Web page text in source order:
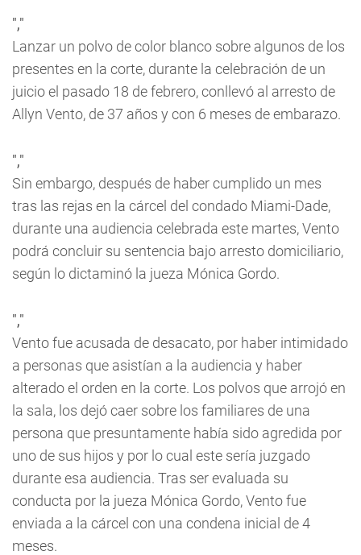
","
Lanzar un polvo de color blanco sobre algunos de los
presentes en la corte, durante la celebración de un
juicio el pasado 18 de febrero, conllevó al arresto de
Allyn Vento, de 37 años y con 6 meses de embarazo.
","
Sin embargo, después de haber cumplido un mes
tras las rejas en la cárcel del condado Miami-Dade,
durante una audiencia celebrada este martes, Vento
podrá concluir su sentencia bajo arresto domiciliario,
según lo dictaminó la jueza Mónica Gordo.
","
Vento fue acusada de desacato, por haber intimidado
a personas que asistían a la audiencia y haber
alterado el orden en la corte. Los polvos que arrojó en
la sala, los dejó caer sobre los familiares de una
persona que presuntamente había sido agredida por
uno de sus hijos y por lo cual este sería juzgado
durante esa audiencia. Tras ser evaluada su
conducta por la jueza Mónica Gordo, Vento fue
enviada a la cárcel con una condena inicial de 4
meses.